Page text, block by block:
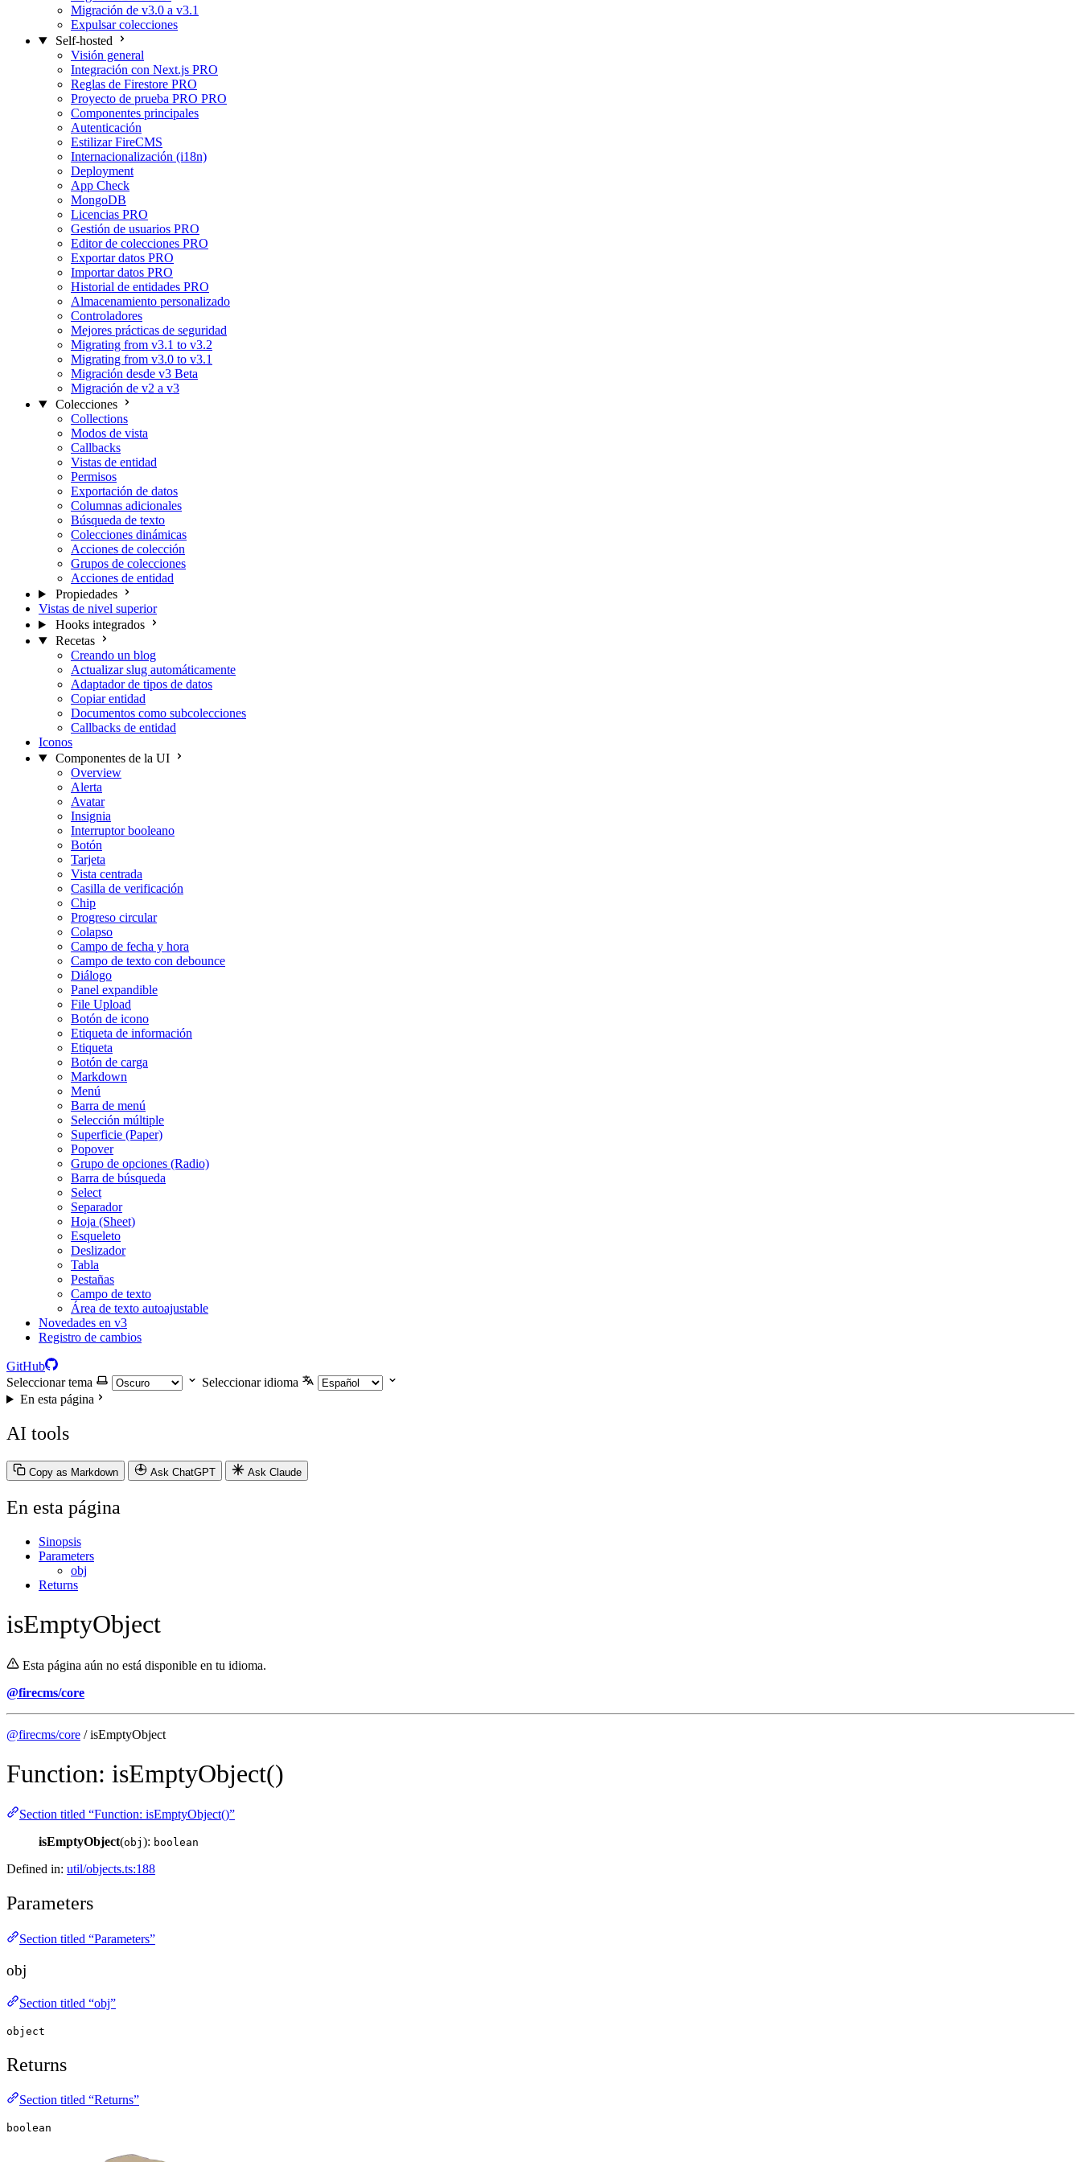
Migración de v3.0 a v3.1
Expulsar colecciones
Self-hosted
Visión general
Integración con Next.js PRO
Reglas de Firestore PRO
Proyecto de prueba PRO PRO
Componentes principales
Autenticación
Estilizar FireCMS
Internacionalización (i18n)
Deployment
App Check
MongoDB
Licencias PRO
Gestión de usuarios PRO
Editor de colecciones PRO
Exportar datos PRO
Importar datos PRO
Historial de entidades PRO
Almacenamiento personalizado
Controladores
Mejores prácticas de seguridad
Migrating from v3.1 to v3.2
Migrating from v3.0 to v3.1
Migración desde v3 Beta
Migración de v2 a v3
Colecciones
Collections
Modos de vista
Callbacks
Vistas de entidad
Permisos
Exportación de datos
Columnas adicionales
Búsqueda de texto
Colecciones dinámicas
Acciones de colección
Grupos de colecciones
Acciones de entidad
Propiedades
Vistas de nivel superior
Hooks integrados
Recetas
Creando un blog
Actualizar slug automáticamente
Adaptador de tipos de datos
Copiar entidad
Documentos como subcolecciones
Callbacks de entidad
Iconos
Componentes de la UI
Overview
Alerta
Avatar
Insignia
Interruptor booleano
Botón
Tarjeta
Vista centrada
Casilla de verificación
Chip
Progreso circular
Colapso
Campo de fecha y hora
Campo de texto con debounce
Diálogo
Panel expandible
File Upload
Botón de icono
Etiqueta de información
Etiqueta
Botón de carga
Markdown
Menú
Barra de menú
Selección múltiple
Superficie (Paper)
Popover
Grupo de opciones (Radio)
Barra de búsqueda
Select
Separador
Hoja (Sheet)
Esqueleto
Deslizador
Tabla
Pestañas
Campo de texto
Área de texto autoajustable
Novedades en v3
Registro de cambios
GitHub
Seleccionar tema
Seleccionar idioma
En esta página
AI tools
Copy as Markdown Ask ChatGPT Ask Claude
En esta página
Sinopsis
Parameters
obj
Returns
isEmptyObject
Esta página aún no está disponible en tu idioma.
@firecms/core
@firecms/core / isEmptyObject
Function: isEmptyObject()
Section titled “Function: isEmptyObject()”
isEmptyObject(obj ): boolean
Defined in: util/objects.ts:188
Parameters
Section titled “Parameters”
obj
Section titled “obj”
object
Returns
Section titled “Returns”
boolean